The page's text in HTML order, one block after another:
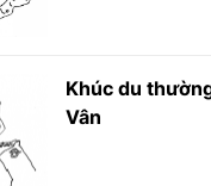
Khúc du
Vân